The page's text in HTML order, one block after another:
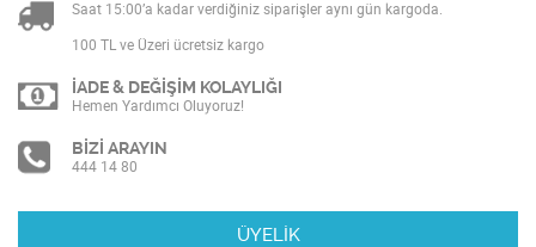
Saat 15:00’a kadar verdiğiniz siparişler aynı gün kargoda.
100 TL ve Üzeri ücretsiz kargo
İADE & DEĞİŞİM KOLAYLIĞI
Hemen Yardımcı Oluyoruz!
BİZİ ARAYIN
444 14 80
ÜYELİK